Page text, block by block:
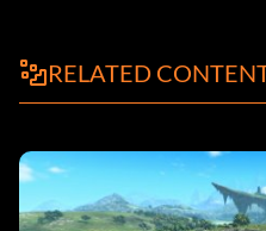
RELATED